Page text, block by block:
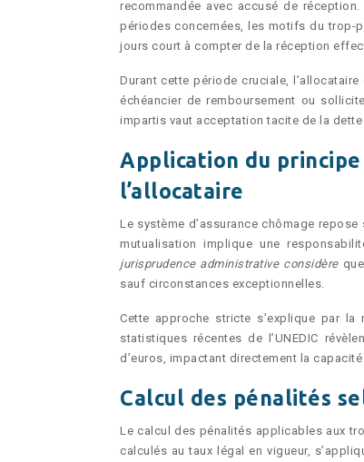
recommandée avec accusé de
périodes concernées, les motifs du trop-
jours court à compter de la réception
Durant cette période cruciale,
échéancier de remboursement ou
impartis vaut acceptation tacite de la
Application du
l’allocataire
Le système d’assurance chômage
mutualisation implique une
jurisprudence administrative considère
sauf circonstances exceptionnelles.
Cette approche stricte s’explique par la
statistiques récentes de l’UNEDIC
d’euros, impactant directement la
Calcul des pénalités
Le calcul des pénalités applicables aux
calculés au taux légal en vigueur,